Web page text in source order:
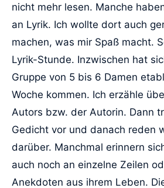
nicht mehr lesen. Manche
an Lyrik. Ich wollte dort auch
machen, was mir Spaß macht.
Lyrik-Stunde. Inzwischen hat
Gruppe von 5 bis 6 Damen
Woche kommen. Ich erzähle
Autors bzw. der Autorin. Dann
Gedicht vor und danach reden
darüber. Manchmal erinnern
auch noch an einzelne Zeilen
Anekdoten aus ihrem Leben.